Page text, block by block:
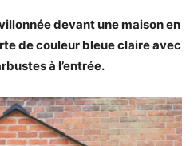
devant une maison en
de couleur bleue claire avec
à l’entrée.